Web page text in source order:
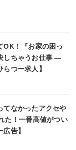
OK！『お家の困っ
しちゃうお仕事 ―
つー求人】
てなかったアクセや
た！一番高値がつい
告】